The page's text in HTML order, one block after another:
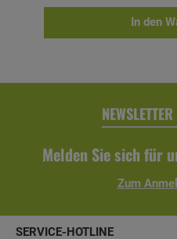
sowie Zwei-Komponenten-
nicht isoliertes
Gewindestangen: 400 mm in
Unterlegscheiben- inkl. Zwei-
In den
Melden Sie sich für
Zum
SERVICE-HOTLINE